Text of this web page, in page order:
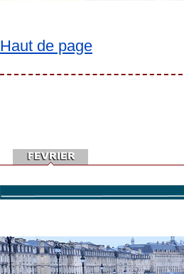
Haut de page